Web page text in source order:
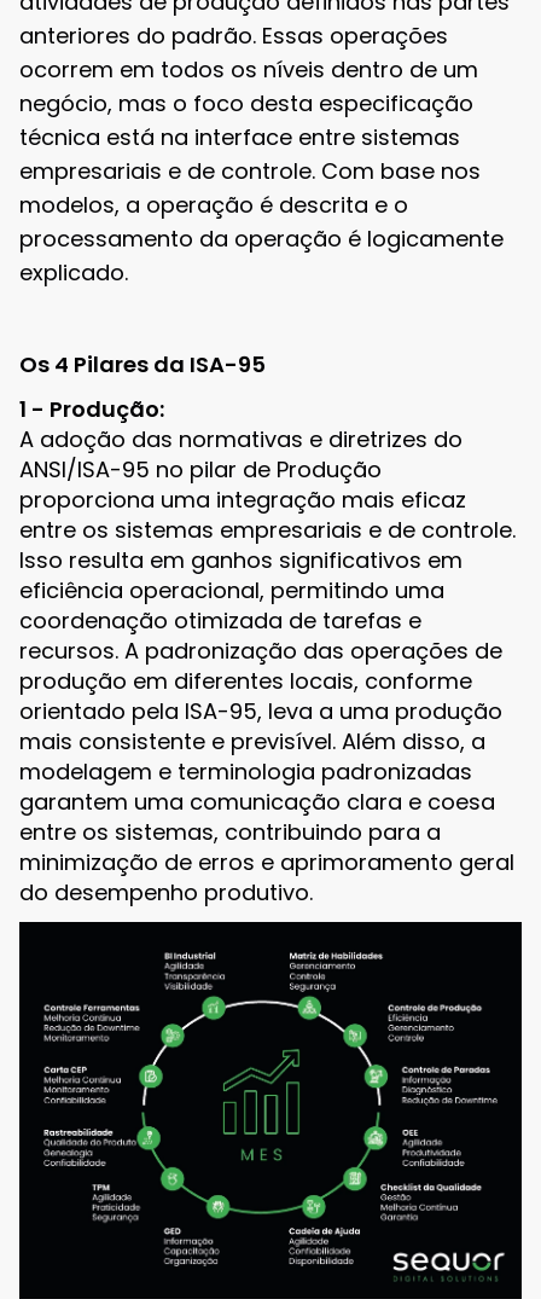
anteriores do padrão. Essas operações
ocorrem em todos os níveis dentro de um
negócio, mas o foco desta especificação
técnica está na interface entre sistemas
empresariais e de controle. Com base nos
modelos, a operação é descrita e o
processamento da operação é logicamente
explicado.
Os 4 Pilares da ISA-95
1 - Produção:
A adoção das normativas e diretrizes do
ANSI/ISA-95 no pilar de Produção
proporciona uma integração mais eficaz
entre os sistemas empresariais e de controle.
Isso resulta em ganhos significativos em
eficiência operacional, permitindo uma
coordenação otimizada de tarefas e
recursos. A padronização das operações de
produção em diferentes locais, conforme
orientado pela ISA-95, leva a uma produção
mais consistente e previsível. Além disso, a
modelagem e terminologia padronizadas
garantem uma comunicação clara e coesa
entre os sistemas, contribuindo para a
minimização de erros e aprimoramento geral
do desempenho produtivo.